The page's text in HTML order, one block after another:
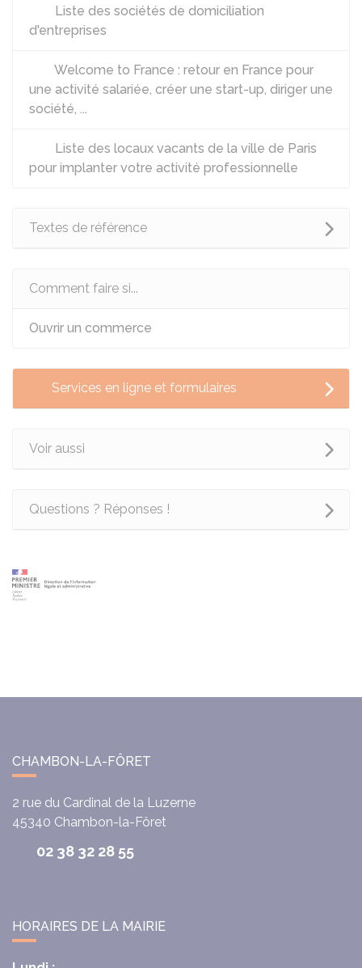
Liste des sociétés de domiciliation
d'entreprises
Welcome to France : retour en France pour
une activité salariée, créer une start-up, diriger une
société, ...
Liste des locaux vacants de la ville de Paris
pour implanter votre activité professionnelle
Textes de référence
Comment faire si...
Ouvrir un commerce
Services en ligne et formulaires
Voir aussi
Questions ? Réponses !
CHAMBON-LA-FÔRET
2 rue du Cardinal de la Luzerne
45340 Chambon-la-Fôret
02 38 32 28 55
HORAIRES DE LA MAIRIE